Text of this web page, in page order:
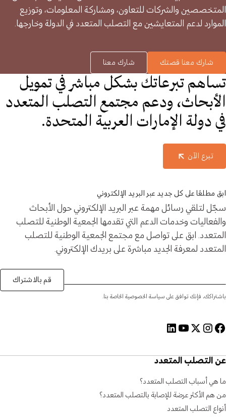
المتخصصين والشركات للتعاون، ومشاركة المعلومات، وتوزيع
الموارد لدعم المتعايشين مع التصلب المتعدد في الدولة وخارجها.
شارك معنا قصتك شارك معنا
تساهم تبرعاتك بشكل مباشر في تمويل
الأبحاث، ودعم مجتمع التصلب المتعدد
في دولة الإمارات العربية المتحدة.
تبرع الآن
ابق مطلعًا على كل جديد عبر البريد الإلكتروني
سجّل لتلقي رسائل مهمة عبر البريد الإلكتروني حول الأبحاث
والفعاليات وخدمات الدعم التي تقدمها الجمعية الوطنية للتصلب
المتعدد. ابق على تواصل مع مجتمع الجمعية الوطنية للتصلب
المتعدد لمعرفة الجديد مباشرة على بريدك الإلكتروني.
باشتراكك، فإنك توافق على سياسة الخصوصية الخاصة بنا.
قم بالاشتراك
عن التصلب المتعدد
ما هي أسباب التصلب المتعدد؟
من هم الأكثر عرضة للإصابة بالتصلب المتعدد؟
أنواع التصلب المتعدد